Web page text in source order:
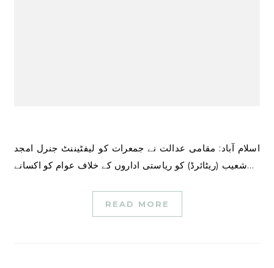
اسلام آباد: مقامی عدالت نے جمعرات کو لیفٹیننٹ جنرل امجد
شعیب (ریٹائرڈ) کو ریاستی اداروں کے خلاف عوام کو اکسانے…
READ MORE